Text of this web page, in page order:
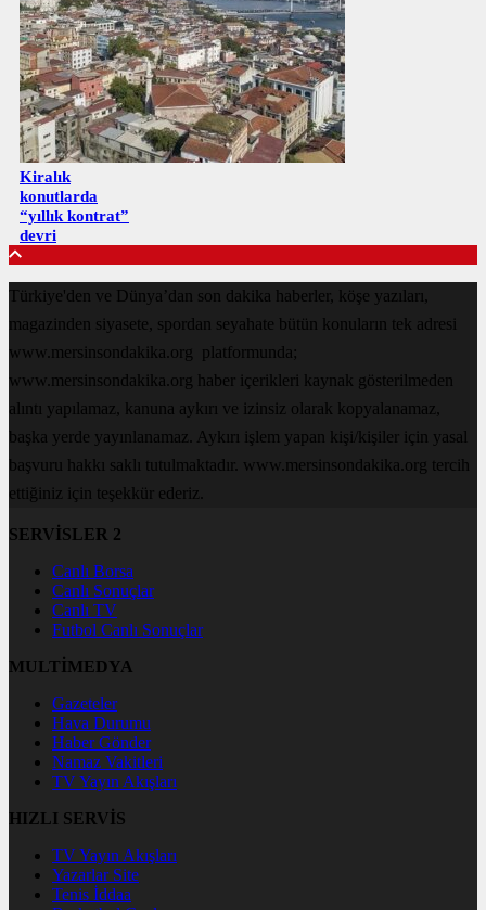
Kiralık
konutlarda
“yıllık kontrat”
devri
Türkiye'den ve Dünya’dan son dakika haberler, köşe yazıları,
magazinden siyasete, spordan seyahate bütün konuların tek adresi
www.mersinsondakika.org platformunda;
www.mersinsondakika.org haber içerikleri kaynak gösterilmeden
alıntı yapılamaz, kanuna aykırı ve izinsiz olarak kopyalanamaz,
başka yerde yayınlanamaz. Aykırı işlem yapan kişi/kişiler için yasal
başvuru hakkı saklı tutulmaktadır. www.mersinsondakika.org tercih
ettiğiniz için teşekkür ederiz.
SERVİSLER 2
Canlı Borsa
Canlı Sonuçlar
Canlı TV
Futbol Canlı Sonuçlar
MULTİMEDYA
Gazeteler
Hava Durumu
Haber Gönder
Namaz Vakitleri
TV Yayın Akışları
HIZLI SERVİS
TV Yayın Akışları
Yazarlar Site
Tenis İddaa